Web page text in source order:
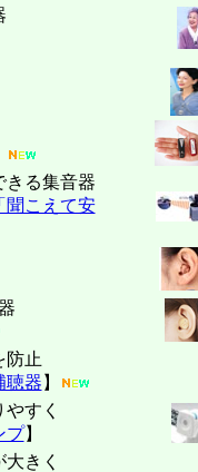
きる集音器
聞こえて安
防止
聴器 】
すく
プ】
きく